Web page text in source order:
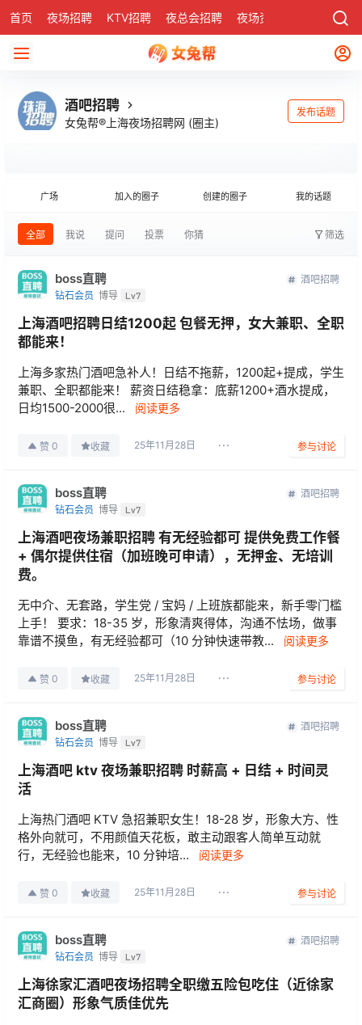
首页 夜场招聘 KTV招聘 夜总会招聘 夜场资讯 社区
酒吧招聘
女兔帮®上海夜场招聘网 (圈主)
发布话题
广场 加入的圈子 创建的圈子 我的话题
全部 我说 提问 投票 你猜 筛选
boss直聘
钻石会员 博导 Lv7
酒吧招聘
上海酒吧招聘日结1200起 包餐无押，女大兼职、全职
都能来！
上海多家热门酒吧急补人！日结不拖薪，1200起+提成，学生
兼职、全职都能来！ 薪资日结稳拿：底薪1200+酒水提成，
日均1500-2000很...
阅读更多
赞 0 收藏 25年11月28日 参与讨论
boss直聘
钻石会员 博导 Lv7
酒吧招聘
上海酒吧夜场兼职招聘 有无经验都可 提供免费工作餐
+ 偶尔提供住宿（加班晚可申请），无押金、无培训
费。
无中介、无套路，学生党 / 宝妈 / 上班族都能来，新手零门槛
上手！ 要求：18-35 岁，形象清爽得体，沟通不怯场，做事
靠谱不摸鱼，有无经验都可（10 分钟快速带教...
阅读更多
赞 0 收藏 25年11月28日 参与讨论
boss直聘
钻石会员 博导 Lv7
酒吧招聘
上海酒吧 ktv 夜场兼职招聘 时薪高 + 日结 + 时间灵
活
上海热门酒吧 KTV 急招兼职女生！18-28 岁，形象大方、性
格外向就可，不用颜值天花板，敢主动跟客人简单互动就
行，无经验也能来，10 分钟培...
阅读更多
赞 0 收藏 25年11月28日 参与讨论
boss直聘
钻石会员 博导 Lv7
酒吧招聘
上海徐家汇酒吧夜场招聘全职缴五险包吃住（近徐家
汇商圈）形象气质佳优先